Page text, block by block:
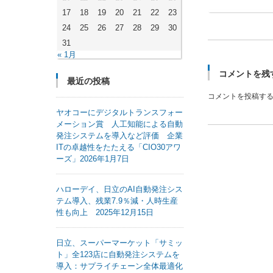
コメントを残
コメントを投稿す
17
18 19 20 21 22
23
24
25 26 27 28 29
30
31
« 1月
最近の投稿
ヤオコーにデジタルトランスフォー
メーション賞 人工知能による自動
発注システムを導入など評価 企業
ITの卓越性をたたえる「CIO30アワ
ーズ」2026年1月7日
ハローデイ、日立のAI自動発注シス
テム導入、残業7.9％減・人時生産
性も向上 2025年12月15日
日立、スーパーマーケット「サミッ
ト」全123店に自動発注システムを
導入：サプライチェーン全体最適化